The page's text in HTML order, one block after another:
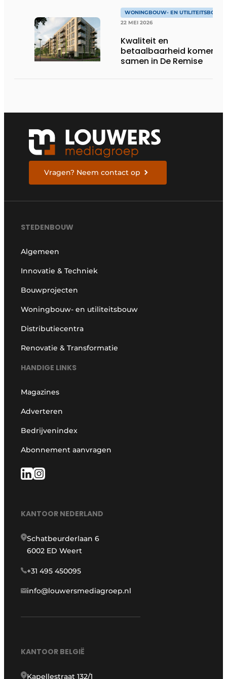
WONINGBOUW- EN UTILITEITSBOUW
22 MEI 2026
Kwaliteit en
betaalbaarheid komen
samen in De Remise
Vragen? Neem contact op
STEDENBOUW
Algemeen
Innovatie & Techniek
Bouwprojecten
Woningbouw- en utiliteitsbouw
Distributiecentra
Renovatie & Transformatie
HANDIGE LINKS
Magazines
Adverteren
Bedrijvenindex
Abonnement aanvragen
KANTOOR NEDERLAND
Schatbeurderlaan 6
6002 ED Weert
+31 495 450095
info@louwersmediagroep.nl
KANTOOR BELGIË
Kapellestraat 132/1